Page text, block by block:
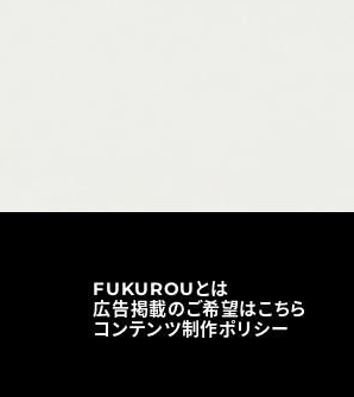
FUKUROUとは
広告掲載のご希望はこちら
コンテンツ制作ポリシー